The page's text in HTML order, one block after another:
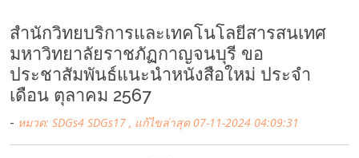
สำนักวิทยบริการและเทคโนโลยีสารสนเทศ
มหาวิทยาลัยราชภัฏกาญจนบุรี ขอ
ประชาสัมพันธ์แนะนำหนังสือใหม่ ประจำ
เดือน ตุลาคม 2567
- หมวด: SDGs4 SDGs17 , แก้ไขล่าสุด 07-11-2024 04:09:31